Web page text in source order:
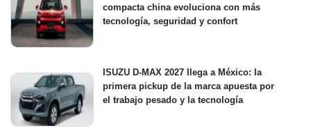
compacta china evoluciona con más
tecnología, seguridad y confort
ISUZU D-MAX 2027 llega a México: la
primera pickup de la marca apuesta por
el trabajo pesado y la tecnología